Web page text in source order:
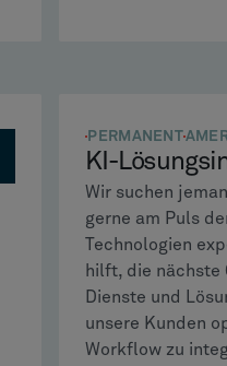
PERMANENT
KI-
Wir suchen
gerne am Puls
Technologien
hilft, die nächste
Dienste und
unsere Kunden
Workflow zu